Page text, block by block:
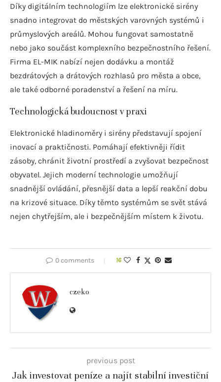
Díky digitálním technologiím lze elektronické sirény
snadno integrovat do městských varovných systémů i
průmyslových areálů. Mohou fungovat samostatně
nebo jako součást komplexního bezpečnostního řešení.
Firma EL-MIK nabízí nejen dodávku a montáž
bezdrátových a drátových rozhlasů pro města a obce,
ale také odborné poradenství a řešení na míru.
Technologická budoucnost v praxi
Elektronické hladinoměry i sirény představují spojení
inovací a praktičnosti. Pomáhají efektivněji řídit
zásoby, chránit životní prostředí a zvyšovat bezpečnost
obyvatel. Jejich moderní technologie umožňují
snadnější ovládání, přesnější data a lepší reakční dobu
na krizové situace. Díky těmto systémům se svět stává
nejen chytřejším, ale i bezpečnějším místem k životu.
0 comments 16
czeko
previous post
Jak investovat peníze a najít stabilní investiční